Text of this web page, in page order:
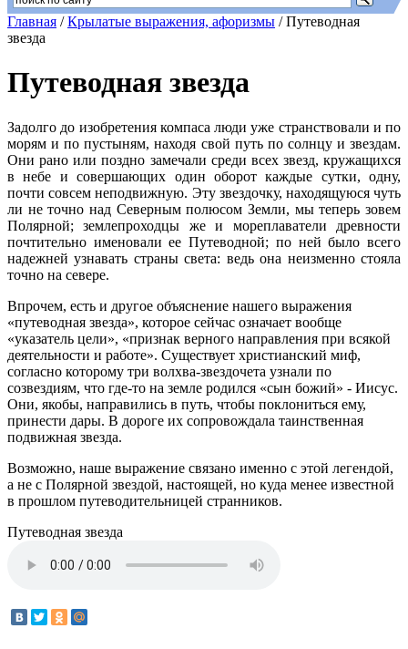
Главная /Крылатые выражения, афоризмы /Путеводная
звезда
Путеводная звезда
Задолго до изобретения компаса люди уже странствовали и по
морям и по пустыням, находя свой путь по солнцу и звездам.
Они рано или поздно замечали среди всех звезд, кружащихся
в небе и совершающих один оборот каждые сутки, одну,
почти совсем неподвижную. Эту звездочку, находящуюся чуть
ли не точно над Северным полюсом Земли, мы теперь зовем
Полярной; землепроходцы же и мореплаватели древности
почтительно именовали ее Путеводной; по ней было всего
надежней узнавать страны света: ведь она неизменно стояла
точно на севере.
Впрочем, есть и другое объяснение нашего выражения
«путеводная звезда», которое сейчас означает вообще
«указатель цели», «признак верного направления при всякой
деятельности и работе». Существует христианский миф,
согласно которому три волхва-звездочета узнали по
созвездиям, что где-то на земле родился «сын божий» - Иисус.
Они, якобы, направились в путь, чтобы поклониться ему,
принести дары. В дороге их сопровождала таинственная
подвижная звезда.
Возможно, наше выражение связано именно с этой легендой,
а не с Полярной звездой, настоящей, но куда менее известной
в прошлом путеводительницей странников.
Путеводная звезда